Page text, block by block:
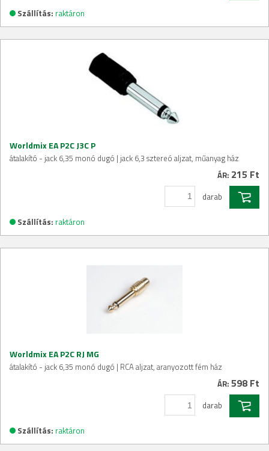
Szállítás: raktáron
Worldmix EA P2C J3C P
átalakító - jack 6,35 monó dugó | jack 6,3 sztereó aljzat, műanyag ház
ÁR: 215 Ft
darab
Szállítás: raktáron
Worldmix EA P2C RJ MG
átalakító - jack 6,35 monó dugó | RCA aljzat, aranyozott fém ház
ÁR: 598 Ft
darab
Szállítás: raktáron